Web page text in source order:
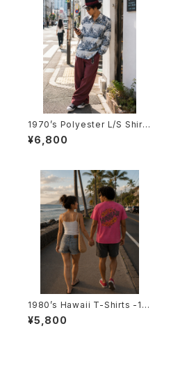
1970’s Polyester L/S Shirts
-1970年代 ポリエステル ロン
グスリーブシャツ
¥6,800
1980’s Hawaii T-Shirts -19
80年代 ハワイTシャツ-
¥5,800